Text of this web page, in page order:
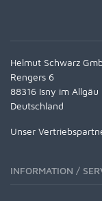
Helmut Schwarz
Rengers 6
88316 Isny im Allgäu
Deutschland
Unser
INFORMATION /